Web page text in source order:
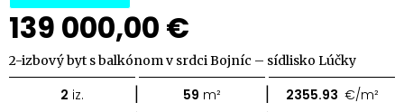
139 000,00 €
2-izbový byt s balkónom v srdci Bojníc – sídlisko Lúčky
2 iz. | 59 m² | 2355.93 €/m²